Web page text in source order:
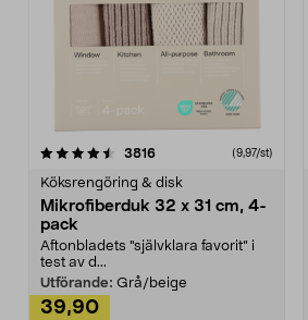
3816recensioner (9,97/st)
Köksrengöring & disk
Mikrofiberduk 32 x 31 cm, 4-
pack
Aftonbladets "självklara favorit” i
test av d...
Utförande: Grå/beige
39,90
4.0av 5 stjärnor